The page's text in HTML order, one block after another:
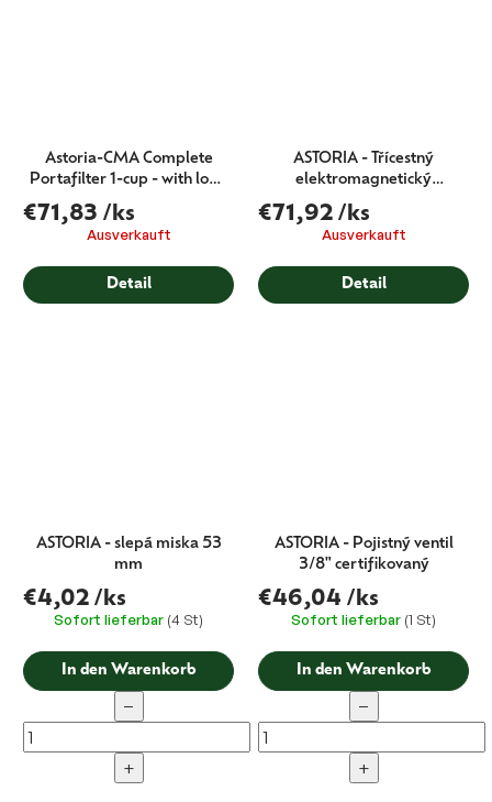
Astoria-CMA Complete
Portafilter 1-cup - with logo
58 mm
€71,83 /ks
Ausverkauft
Detail
ASTORIA - Třícestný
elektromagnetický
solenoidový ventil pro výdej
vody 230V 9W
€71,92 /ks
Ausverkauft
Detail
ASTORIA - slepá miska 53
mm
€4,02 /ks
Sofort lieferbar (4 St)
In den Warenkorb
−
+
ASTORIA - Pojistný ventil
3/8" certifikovaný
€46,04 /ks
Sofort lieferbar (1 St)
In den Warenkorb
−
+